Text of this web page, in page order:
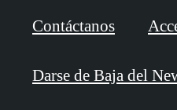
Contáctanos
Darse de Baja del